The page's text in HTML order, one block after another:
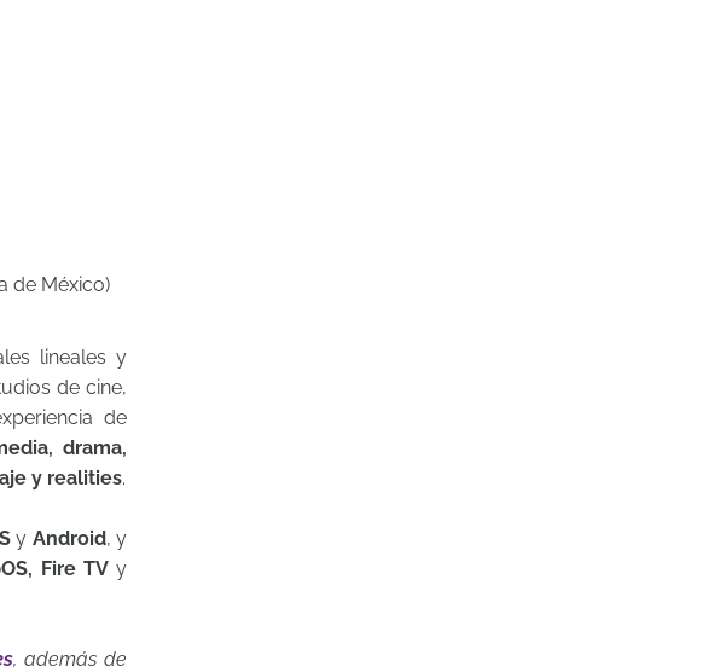
de México)
lineales y
de cine,
de
drama,
y realities.
y Android, y
Fire TVy
, además de